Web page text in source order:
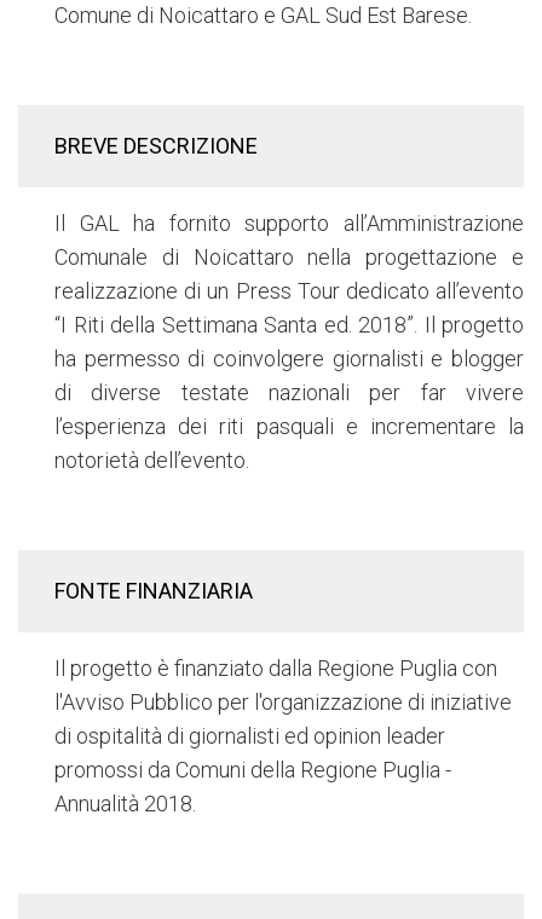
Comune di Noicattaro e GAL Sud Est Barese.
BREVE DESCRIZIONE
Il GAL ha fornito supporto all’Amministrazione
Comunale di Noicattaro nella progettazione e
realizzazione di un Press Tour dedicato all’evento
“I Riti della Settimana Santa ed. 2018”. Il progetto
ha permesso di coinvolgere giornalisti e blogger
di diverse testate nazionali per far vivere
l’esperienza dei riti pasquali e incrementare la
notorietà dell’evento.
FONTE FINANZIARIA
Il progetto è finanziato dalla Regione Puglia con
l'Avviso Pubblico per l'organizzazione di iniziative
di ospitalità di giornalisti ed opinion leader
promossi da Comuni della Regione Puglia -
Annualità 2018.